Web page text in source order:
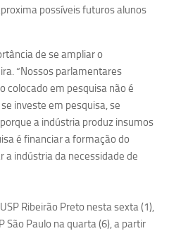
possíveis futuros alunos
de se ampliar o
“Nossos parlamentares
colocado em pesquisa não é
investe em pesquisa, se
a indústria produz insumos
é financiar a formação do
indústria da necessidade de
Ribeirão Preto nesta sexta (1),
São Paulo na quarta (6), a partir